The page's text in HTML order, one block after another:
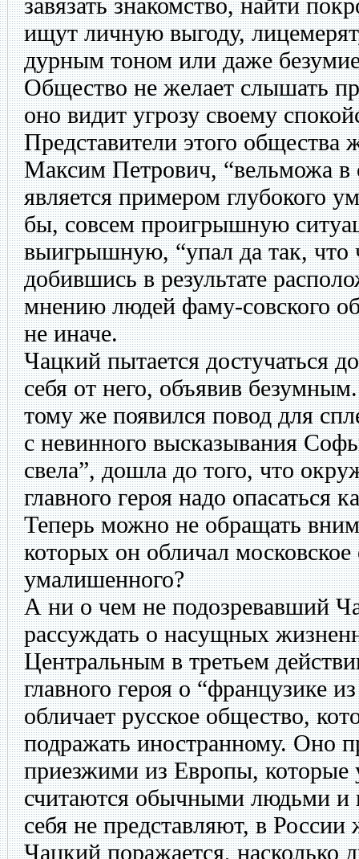
ищут личную выгоду,
дурным тоном или даже
Общество не желает слышать
оно видит угрозу своему
Представители этого
Максим Петрович, “вельможа в
является примером глубокого
бы, совсем проигрышную
выигрышную, “упал да так, что
добившись в результате
мнению людей фаму-совского
не иначе.
Чацкий пытается достучаться
себя от него, объявив
тому же появился повод для
с невинного высказывания
свела”, дошла до того, что
главного героя надо опасаться
Теперь можно не обращать
которых он обличал
умалишенного?
А ни о чем не подозревавший
рассуждать о насущных
Центральным в третьем
главного героя о “французике
обличает русское общество,
подражать иностранному. Оно
приезжими из Европы, которые
считаются обычными людьми и
себя не представляют, в
Чацкий поражается, насколько